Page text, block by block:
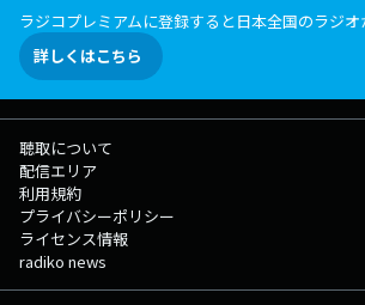
ラジコプレミアムに登録すると日本全国のラジ
詳しくはこちら
聴取について
配信エリア
利用規約
プライバシーポリシー
ライセンス情報
radiko news